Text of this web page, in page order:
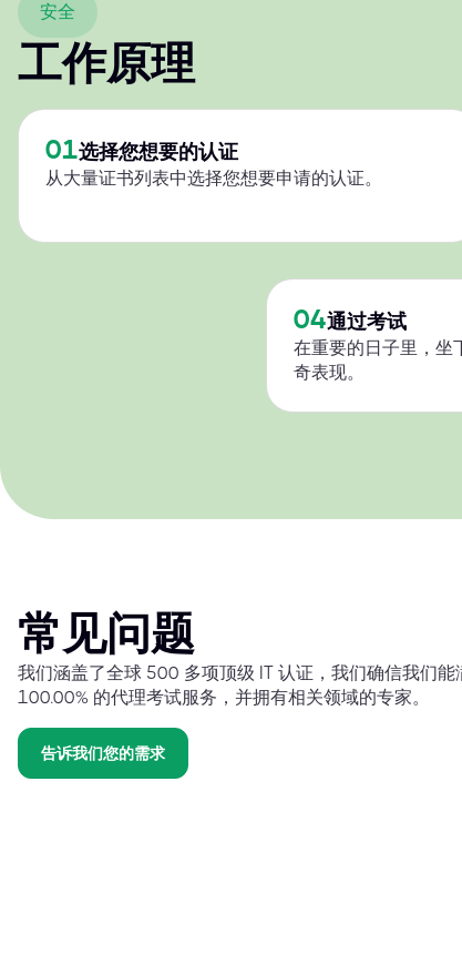
安全
工作原理
01选择您想要的认证
从大量证书列表中选择您想要申请的认证。
04通过考试
在重要的日子里，坐
奇表现。
常见问题
我们涵盖了全球 500 多项顶级 IT 认证，我们确信我们
100.00% 的代理考试服务，并拥有相关领域的专家。
告诉我们您的需求